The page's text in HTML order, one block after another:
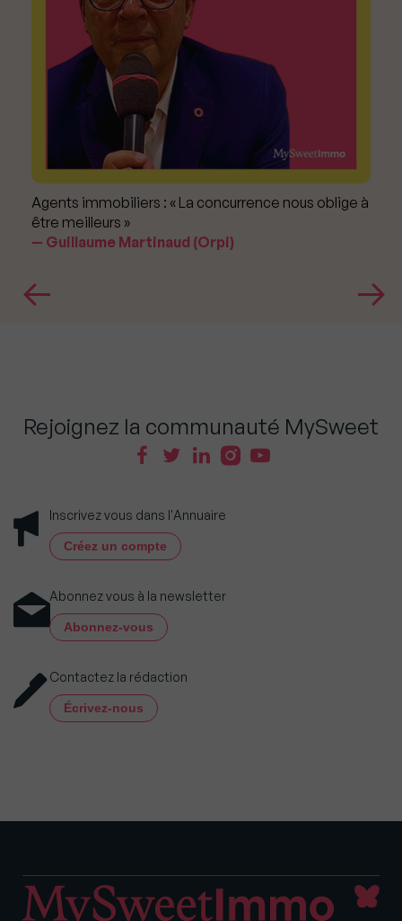
Agents immobiliers : « La concurrence nous oblige à
être meilleurs »
Guillaume Martinaud (Orpi)
Rejoignez la communauté MySweet
Inscrivez vous dans l'Annuaire
Créez un compte
Abonnez vous à la newsletter
Abonnez-vous
Contactez la rédaction
Écrivez-nous